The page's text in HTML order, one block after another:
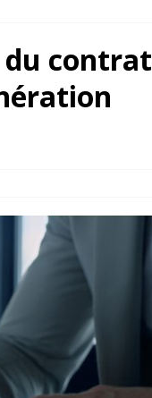
du contrat